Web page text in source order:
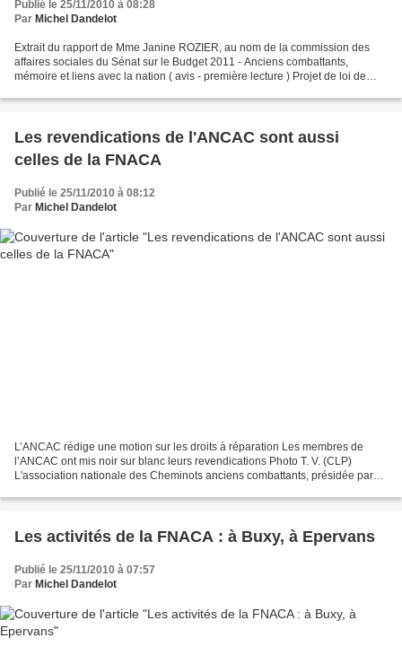
Publié le 25/11/2010 à 08:28
Par Michel Dandelot
Extrait du rapport de Mme Janine ROZIER, au nom de la commission des
affaires sociales du Sénat sur le Budget 2011 - Anciens combattants,
mémoire et liens avec la nation ( avis - première lecture ) Projet de loi de
Les revendications de l'ANCAC sont aussi
celles de la FNACA
Publié le 25/11/2010 à 08:12
Par Michel Dandelot
L’ANCAC rédige une motion sur les droits à réparation Les membres de
l’ANCAC ont mis noir sur blanc leurs revendications Photo T. V. (CLP)
L'association nationale des Cheminots anciens combattants, présidée par
Les activités de la FNACA : à Buxy, à Epervans
Publié le 25/11/2010 à 07:57
Par Michel Dandelot